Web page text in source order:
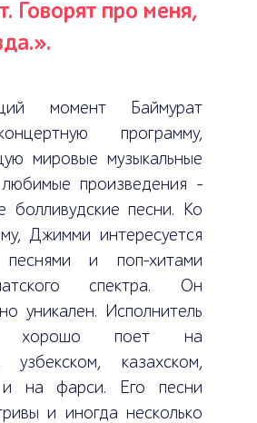
Говорят про меня,
момент Баймурат
программу,
мировые музыкальные
произведения –
болливудские песни. Ко
Джимми интересуется
и поп-хитами
спектра. Он
уникален. Исполнитель
хорошо поет на
узбекском, казахском,
и на фарси. Его песни
и иногда несколько